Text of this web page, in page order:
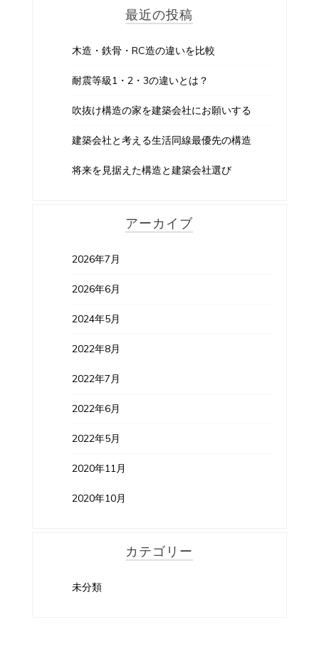
最近の投稿
木造・鉄骨・RC造の違いを比較
耐震等級1・2・3の違いとは？
吹抜け構造の家を建築会社にお願いする
建築会社と考える生活同線最優先の構造
将来を見据えた構造と建築会社選び
アーカイブ
2026年7月
2026年6月
2024年5月
2022年8月
2022年7月
2022年6月
2022年5月
2020年11月
2020年10月
カテゴリー
未分類